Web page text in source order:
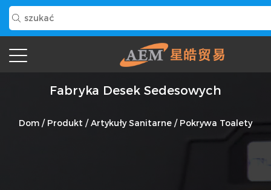
Fabryka Desek Sedesowych
Dom / Produkt /Artykuły Sanitarne / Pokrywa Toalety